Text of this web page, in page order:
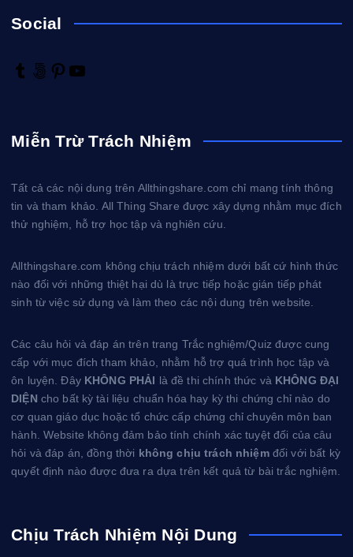
Social
T
l
5
x
P
e
u
Miễn Trừ Trách Nhiệm
Tất cả các nội dung trên Allthingshare.com chỉ mang tính thông
tin và tham khảo. All Thing Share được xây dựng nhằm mục đích
thử nghiệm, hỗ trợ học tập và nghiên cứu.
Allthingshare.com không chịu trách nhiệm dưới bất cứ hình thức
nào đối với những thiệt hại dù là trực tiếp hoặc gián tiếp phát
sinh từ việc sử dụng và làm theo các nội dung trên website.
Các câu hỏi và đáp án trên trang Trắc nghiệm/Quiz được cung
cấp với mục đích tham khảo, nhằm hỗ trợ quá trình học tập và
ôn luyện. Đây KHÔNG PHẢI là đề thi chính thức và KHÔNG ĐẠI
DIỆN cho bất kỳ tài liệu chuẩn hóa hay kỳ thi chứng chỉ nào do
cơ quan giáo dục hoặc tổ chức cấp chứng chỉ chuyên môn ban
hành. Website không đảm bảo tính chính xác tuyệt đối của câu
hỏi và đáp án, đồng thời không chịu trách nhiệmđối với bất kỳ
quyết định nào được đưa ra dựa trên kết quả từ bài trắc nghiệm.
Chịu Trách Nhiệm Nội Dung